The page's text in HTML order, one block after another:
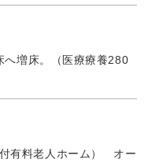
へ増床。（医療療養280
有料老人ホーム） オー